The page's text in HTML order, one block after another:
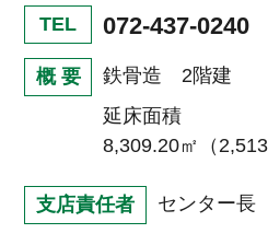
TEL 072-437-0240
概 要
鉄骨造 2階建
延床面積
8,309.20㎡（
支店責任者 センター